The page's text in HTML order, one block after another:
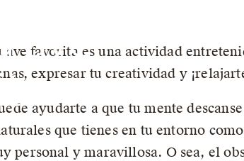
ave
favorita es una actividad
expresar tu creatividad y
ayudarte a que tu mente
que tienes en tu entorno
personal y maravillosa. O sea, el